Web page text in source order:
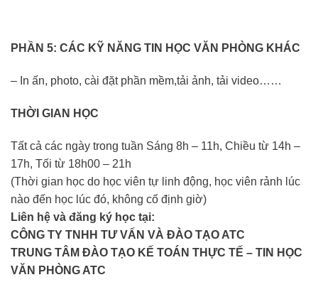
PHẦN 5: CÁC KỸ NĂNG TIN HỌC VĂN PHÒNG KHÁC
– In ấn, photo, cài đặt phần mềm,tải ảnh, tải video……
THỜI GIAN HỌC
Tất cả các ngày trong tuần Sáng 8h – 11h, Chiều từ 14h –
17h, Tối từ 18h00 – 21h
(Thời gian học do học viên tự linh động, học viên rảnh lúc
nào đến học lúc đó, không cố định giờ)
Liên hệ và đăng ký học tại:
CÔNG TY TNHH TƯ VẤN VÀ ĐÀO TẠO ATC
TRUNG TÂM ĐÀO TẠO KẾ TOÁN THỰC TẾ – TIN HỌC
VĂN PHÒNG ATC